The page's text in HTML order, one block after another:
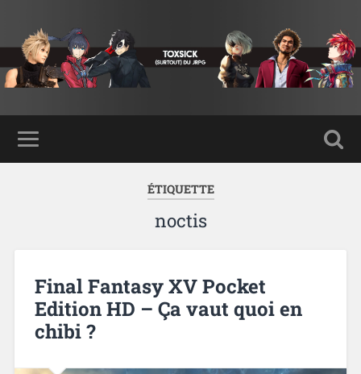
ÉTIQUETTE
noctis
Final Fantasy XV Pocket
Edition HD – Ça vaut quoi en
chibi ?